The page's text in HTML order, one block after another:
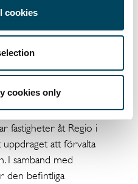
cookies
cookies only
snickarlärling i
utveckling av
den s.k.
Management
AB (”P&E”),
fastigheter åt Regio i
att förvalta
I samband med
den befintliga